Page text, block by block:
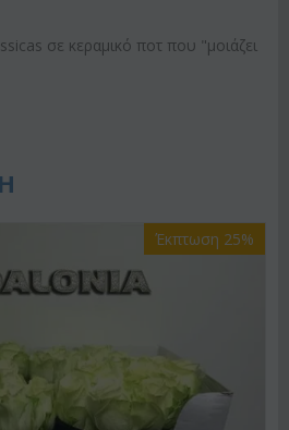
σε κεραμικό ποτ που "μοιάζει
Έκπτωση 25%